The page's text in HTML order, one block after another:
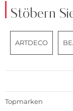
Stöbern
ARTDECO
Topmarken